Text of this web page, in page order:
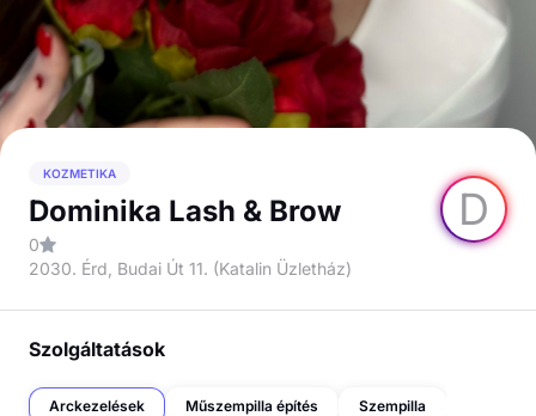
D
KOZMETIKA
Dominika Lash & Brow
0
2030. Érd, Budai Út 11. (Katalin Üzletház)
Szolgáltatások
Arckezelések Műszempilla építés Szempilla